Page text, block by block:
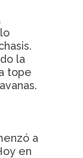
la
tope
a
en